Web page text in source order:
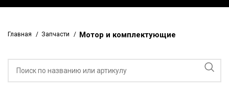
Главная Запчасти Мотор и комплектующие